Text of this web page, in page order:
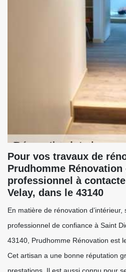
Pour vos travaux de
Prudhomme Rénovation
professionnel à
Velay, dans le 43140
En matière de rénovation
professionnel de confiance à Saint
43140, Prudhomme Rénovation est
Cet artisan a une bonne réputation